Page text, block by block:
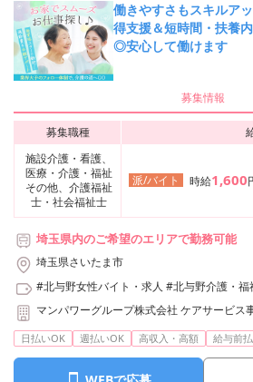
働きやすさもスキルア
得支援＆短時間・扶養
◎安心して働けます
募集情報
募集職種
施設介護・看護、
医療・介護・福祉
その他、介護福祉
士・社会福祉士
派/バイト 時給1,600
埼玉県内のご希望のエリアで勤務可能
埼玉県さいたま市
#北与野女性バイト・求人 #北与野介護・福
マンパワーグループ株式会社 ケアサービス
日払いOK 週払いOK 高収入・高額 給与前